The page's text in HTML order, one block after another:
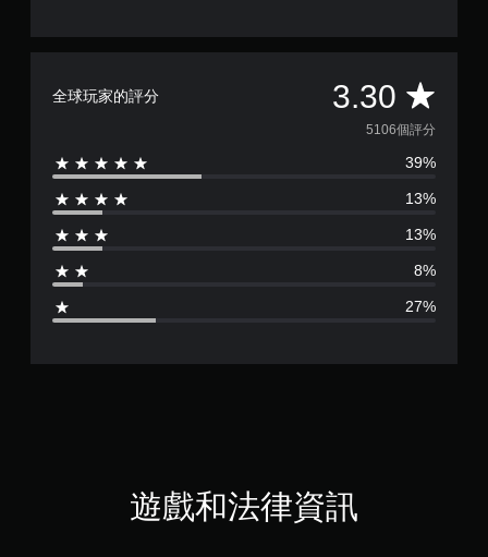
全球玩家的評分 3.30 平
均
評
分
3
3
5106個評分
39%
13%
13%
8%
27%
遊戲和法律資訊